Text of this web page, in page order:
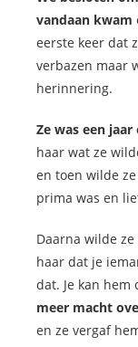
vandaan kwam
eerste keer dat
verbazen maar
herinnering.
Ze was een jaar
haar wat ze
en toen wilde
prima was en
Daarna wilde
haar dat je
dat. Je kan hem
meer macht
en ze vergaf